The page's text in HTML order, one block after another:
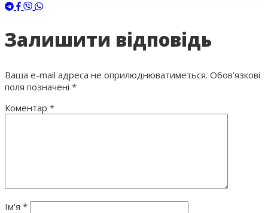
Залишити відповідь
Ваша e-mail адреса не оприлюднюватиметься. Обов’язкові
поля позначені *
Коментар *
Ім'я *